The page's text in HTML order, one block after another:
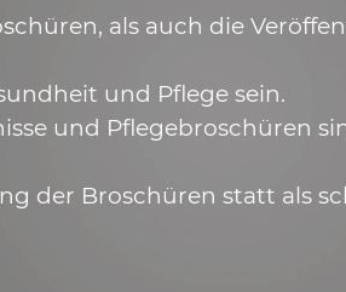
als auch die
und Pflege sein.
und Pflegebroschüren
der Broschüren statt als